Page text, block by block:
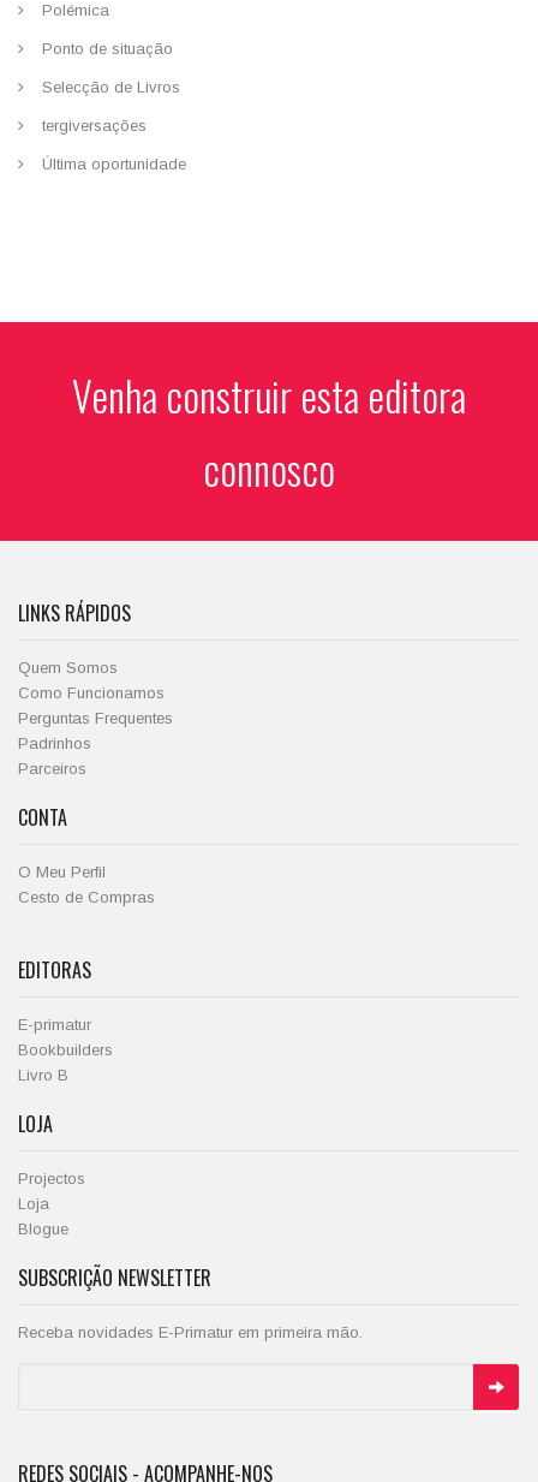
Polémica
Ponto de situação
Selecção de Livros
tergiversações
Última oportunidade
Venha construir esta editora
connosco
LINKS RÁPIDOS
Quem Somos
Como Funcionamos
Perguntas Frequentes
Padrinhos
Parceiros
CONTA
O Meu Perfil
Cesto de Compras
EDITORAS
E-primatur
Bookbuilders
Livro B
LOJA
Projectos
Loja
Blogue
SUBSCRIÇÃO NEWSLETTER
Receba novidades E-Primatur em primeira mão.
REDES SOCIAIS - ACOMPANHE-NOS